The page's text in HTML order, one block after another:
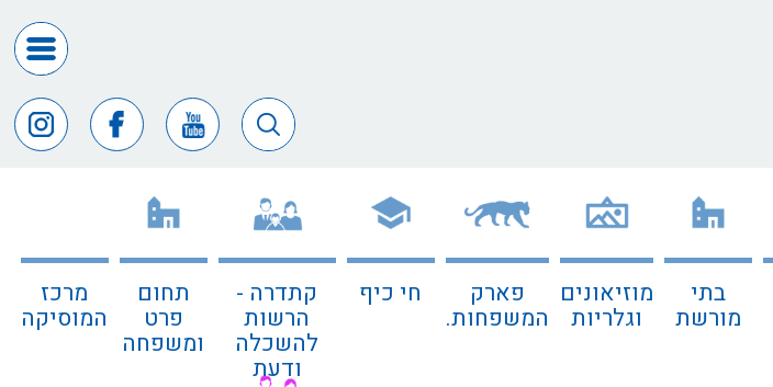
חופש
המידע
העיר
דבר
המנכ"ל
בתי
מורשת
מוזיאונים
וגלריות
פארק
המשפחות.
חי כיף קתדרה -
הרשות
להשכלה
ודעת
תחום
פרט
ומשפחה
מרכז
המוסיקה